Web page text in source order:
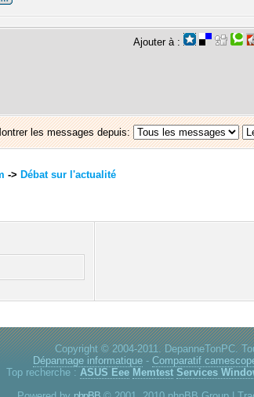
Ajouter à :
les messages depuis:
-> Débat sur l'actualité
Copyright © 2004-2011. DepanneTonPC.
Dépannage informatique -Comparatif
Top recherche : ASUS Eee Memtest Services